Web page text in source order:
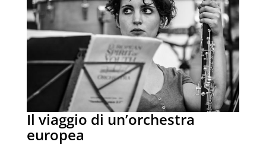
Il viaggio di un’orchestra
europea